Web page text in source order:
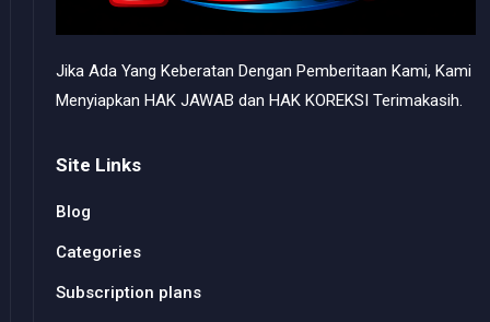
Jika Ada Yang Keberatan Dengan Pemberitaan Kami, Kami
Menyiapkan HAK JAWAB dan HAK KOREKSI Terimakasih.
Site Links
Blog
Categories
Subscription plans